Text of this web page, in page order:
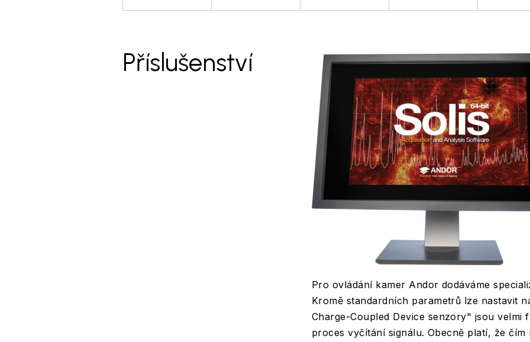
Příslušenství
Pro ovládání kamer Andor dodáváme
Kromě standardních parametrů lze nastavit
Charge-Coupled Device senzory" jsou velmi
proces vyčítání signálu. Obecně platí, že čím